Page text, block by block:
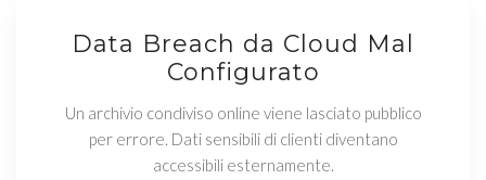
Data Breach da Cloud Mal
Configurato
Un archivio condiviso online viene lasciato pubblico
per errore. Dati sensibili di clienti diventano
accessibili esternamente.